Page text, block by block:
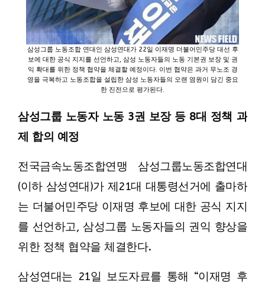
삼성그룹 노동조합 연대인 삼성연대가 22일 이재명 더불어민주당 대선 후
보에 대한 공식 지지를 선언하고, 삼성 노동자들의 노동 기본권 보장 및 권
익 확대를 위한 정책 협약을 체결할 예정이다. 이번 협약은 과거 무노조 경
영을 극복하고 노동조합을 설립한 삼성 노동자들의 오랜 염원이 담긴 중요
한 진전으로 평가된다.
삼성그룹 노동자 노동 3권 보장 등 8대 정책 과
제 합의 예정
전국금속노동조합연맹 삼성그룹노동조합연대
(이하 삼성연대)가 제21대 대통령선거에 출마하
는 더불어민주당 이재명 후보에 대한 공식 지지
를 선언하고, 삼성그룹 노동자들의 권익 향상을
위한 정책 협약을 체결한다.
삼성연대는 21일 보도자료를 통해 “이재명 후